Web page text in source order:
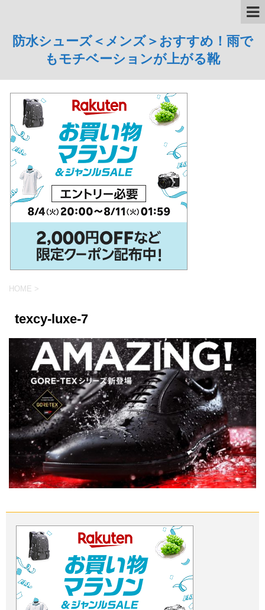
防水シューズ＜メンズ＞おすすめ！雨で
もモチベーションが上がる靴
HOME >
texcy-luxe-7